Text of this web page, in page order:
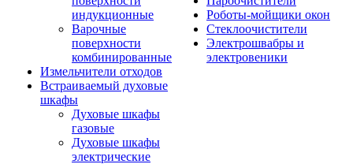
индукционные
Варочные
поверхности
комбинированные
Измельчители отходов
Встраиваемый духовые
шкафы
Духовые шкафы
газовые
Духовые шкафы
электрические
Роботы-мойщики окон
Стеклоочистители
Электрошвабры и
электровеники